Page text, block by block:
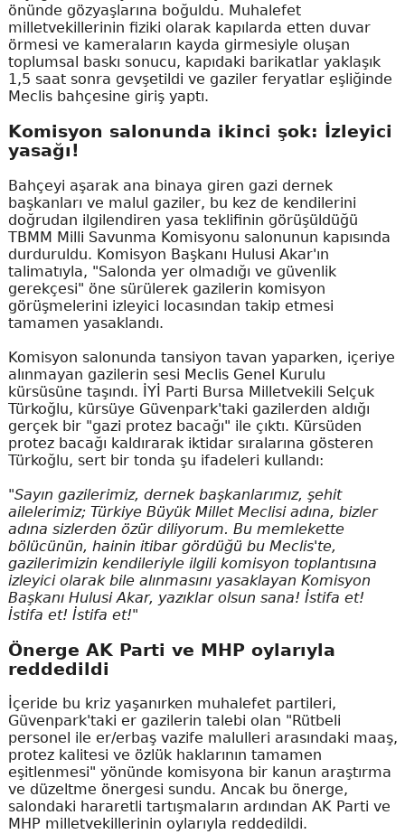
önünde gözyaşlarına boğuldu. Muhalefet
milletvekillerinin fiziki olarak kapılarda etten duvar
örmesi ve kameraların kayda girmesiyle oluşan
toplumsal baskı sonucu, kapıdaki barikatlar yaklaşık
1,5 saat sonra gevşetildi ve gaziler feryatlar eşliğinde
Meclis bahçesine giriş yaptı.
Komisyon salonunda ikinci şok: İzleyici
yasağı!
Bahçeyi aşarak ana binaya giren gazi dernek
başkanları ve malul gaziler, bu kez de kendilerini
doğrudan ilgilendiren yasa teklifinin görüşüldüğü
TBMM Milli Savunma Komisyonu salonunun kapısında
durduruldu. Komisyon Başkanı Hulusi Akar'ın
talimatıyla, "Salonda yer olmadığı ve güvenlik
gerekçesi" öne sürülerek gazilerin komisyon
görüşmelerini izleyici locasından takip etmesi
tamamen yasaklandı.
Komisyon salonunda tansiyon tavan yaparken, içeriye
alınmayan gazilerin sesi Meclis Genel Kurulu
kürsüsüne taşındı. İYİ Parti Bursa Milletvekili Selçuk
Türkoğlu, kürsüye Güvenpark'taki gazilerden aldığı
gerçek bir "gazi protez bacağı" ile çıktı. Kürsüden
protez bacağı kaldırarak iktidar sıralarına gösteren
Türkoğlu, sert bir tonda şu ifadeleri kullandı:
"Sayın gazilerimiz, dernek başkanlarımız, şehit
ailelerimiz; Türkiye Büyük Millet Meclisi adına, bizler
adına sizlerden özür diliyorum. Bu memlekette
bölücünün, hainin itibar gördüğü bu Meclis'te,
gazilerimizin kendileriyle ilgili komisyon toplantısına
izleyici olarak bile alınmasını yasaklayan Komisyon
Başkanı Hulusi Akar, yazıklar olsun sana! İstifa et!
İstifa et! İstifa et!"
Önerge AK Parti ve MHP oylarıyla
reddedildi
İçeride bu kriz yaşanırken muhalefet partileri,
Güvenpark'taki er gazilerin talebi olan "Rütbeli
personel ile er/erbaş vazife malulleri arasındaki maaş,
protez kalitesi ve özlük haklarının tamamen
eşitlenmesi" yönünde komisyona bir kanun araştırma
ve düzeltme önergesi sundu. Ancak bu önerge,
salondaki hararetli tartışmaların ardından AK Parti ve
MHP milletvekillerinin oylarıyla reddedildi.